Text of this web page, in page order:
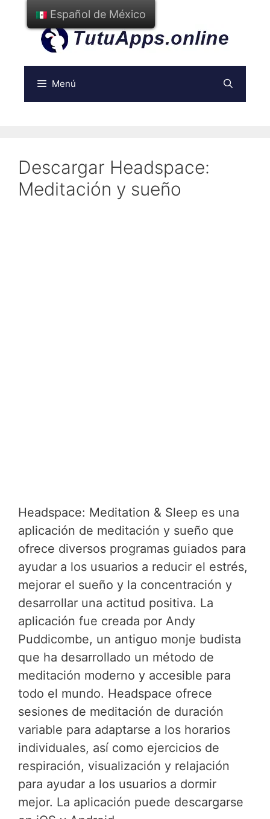
contenido
Menú
Descargar Headspace:
Meditación y sueño
Headspace: Meditation & Sleep es una
aplicación de meditación y sueño que
ofrece diversos programas guiados para
ayudar a los usuarios a reducir el estrés,
mejorar el sueño y la concentración y
desarrollar una actitud positiva. La
aplicación fue creada por Andy
Puddicombe, un antiguo monje budista
que ha desarrollado un método de
meditación moderno y accesible para
todo el mundo. Headspace ofrece
sesiones de meditación de duración
variable para adaptarse a los horarios
individuales, así como ejercicios de
respiración, visualización y relajación
para ayudar a los usuarios a dormir
mejor. La aplicación puede descargarse
Español de México